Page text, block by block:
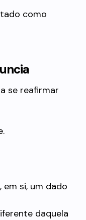
como
se reafirmar
em si, um dado
daquela